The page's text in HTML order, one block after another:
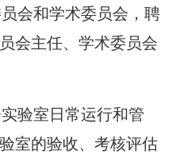
员会和学术委员会，聘
会主任、学术委员会
实验室日常运行和管
室的验收、考核评估